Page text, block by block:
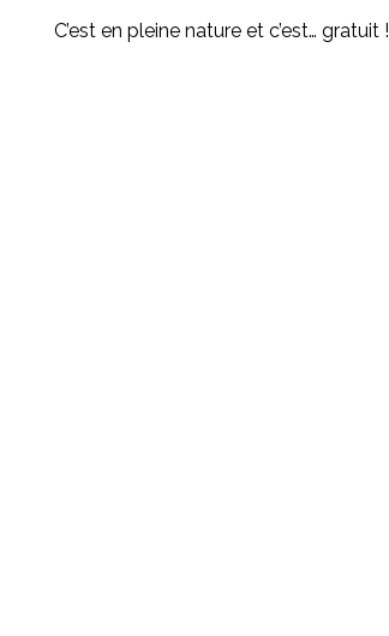
C’est en pleine nature et c’est… gratuit !